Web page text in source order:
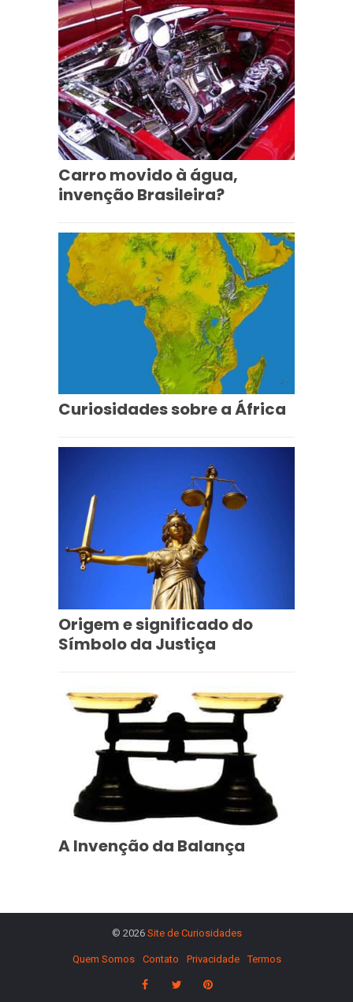
Carro movido à água,
invenção Brasileira?
Curiosidades sobre a África
Origem e significado do
Símbolo da Justiça
A Invenção da Balança
© 2026 Site de Curiosidades
Quem Somos Contato Privacidade Termos